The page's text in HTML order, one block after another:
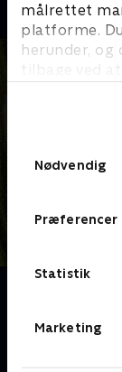
målrettet
platforme.
herunder,
tilbage ved
Nødvendig
Præferencer
Statistik
Marketing
Tag på
og Lille Skid,